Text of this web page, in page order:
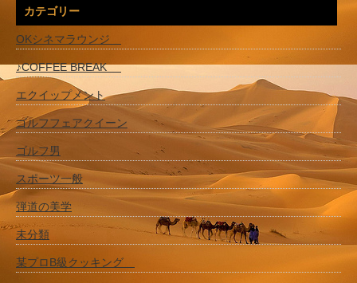
カテゴリー
OKシネマラウンジ
♪COFFEE BREAK
エクイップメント
ゴルフフェアクイーン
ゴルフ男
スポーツ一般
弾道の美学
未分類
某プロB級クッキング